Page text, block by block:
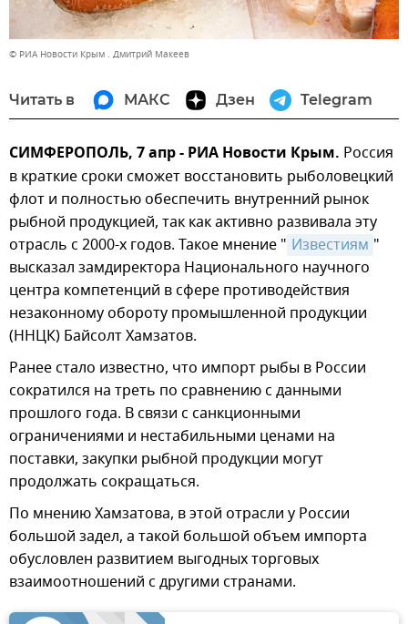
© РИА Новости Крым . Дмитрий Макеев
Читать в МАКС Дзен Telegram
СИМФЕРОПОЛЬ, 7 апр - РИА Новости Крым. Россия
в краткие сроки сможет восстановить рыболовецкий
флот и полностью обеспечить внутренний рынок
рыбной продукцией, так как активно развивала эту
отрасль с 2000-х годов. Такое мнение " Известиям "
высказал замдиректора Национального научного
центра компетенций в сфере противодействия
незаконному обороту промышленной продукции
(ННЦК) Байсолт Хамзатов.
Ранее стало известно, что импорт рыбы в России
сократился на треть по сравнению с данными
прошлого года. В связи с санкционными
ограничениями и нестабильными ценами на
поставки, закупки рыбной продукции могут
продолжать сокращаться.
По мнению Хамзатова, в этой отрасли у России
большой задел, а такой большой объем импорта
обусловлен развитием выгодных торговых
взаимоотношений с другими странами.